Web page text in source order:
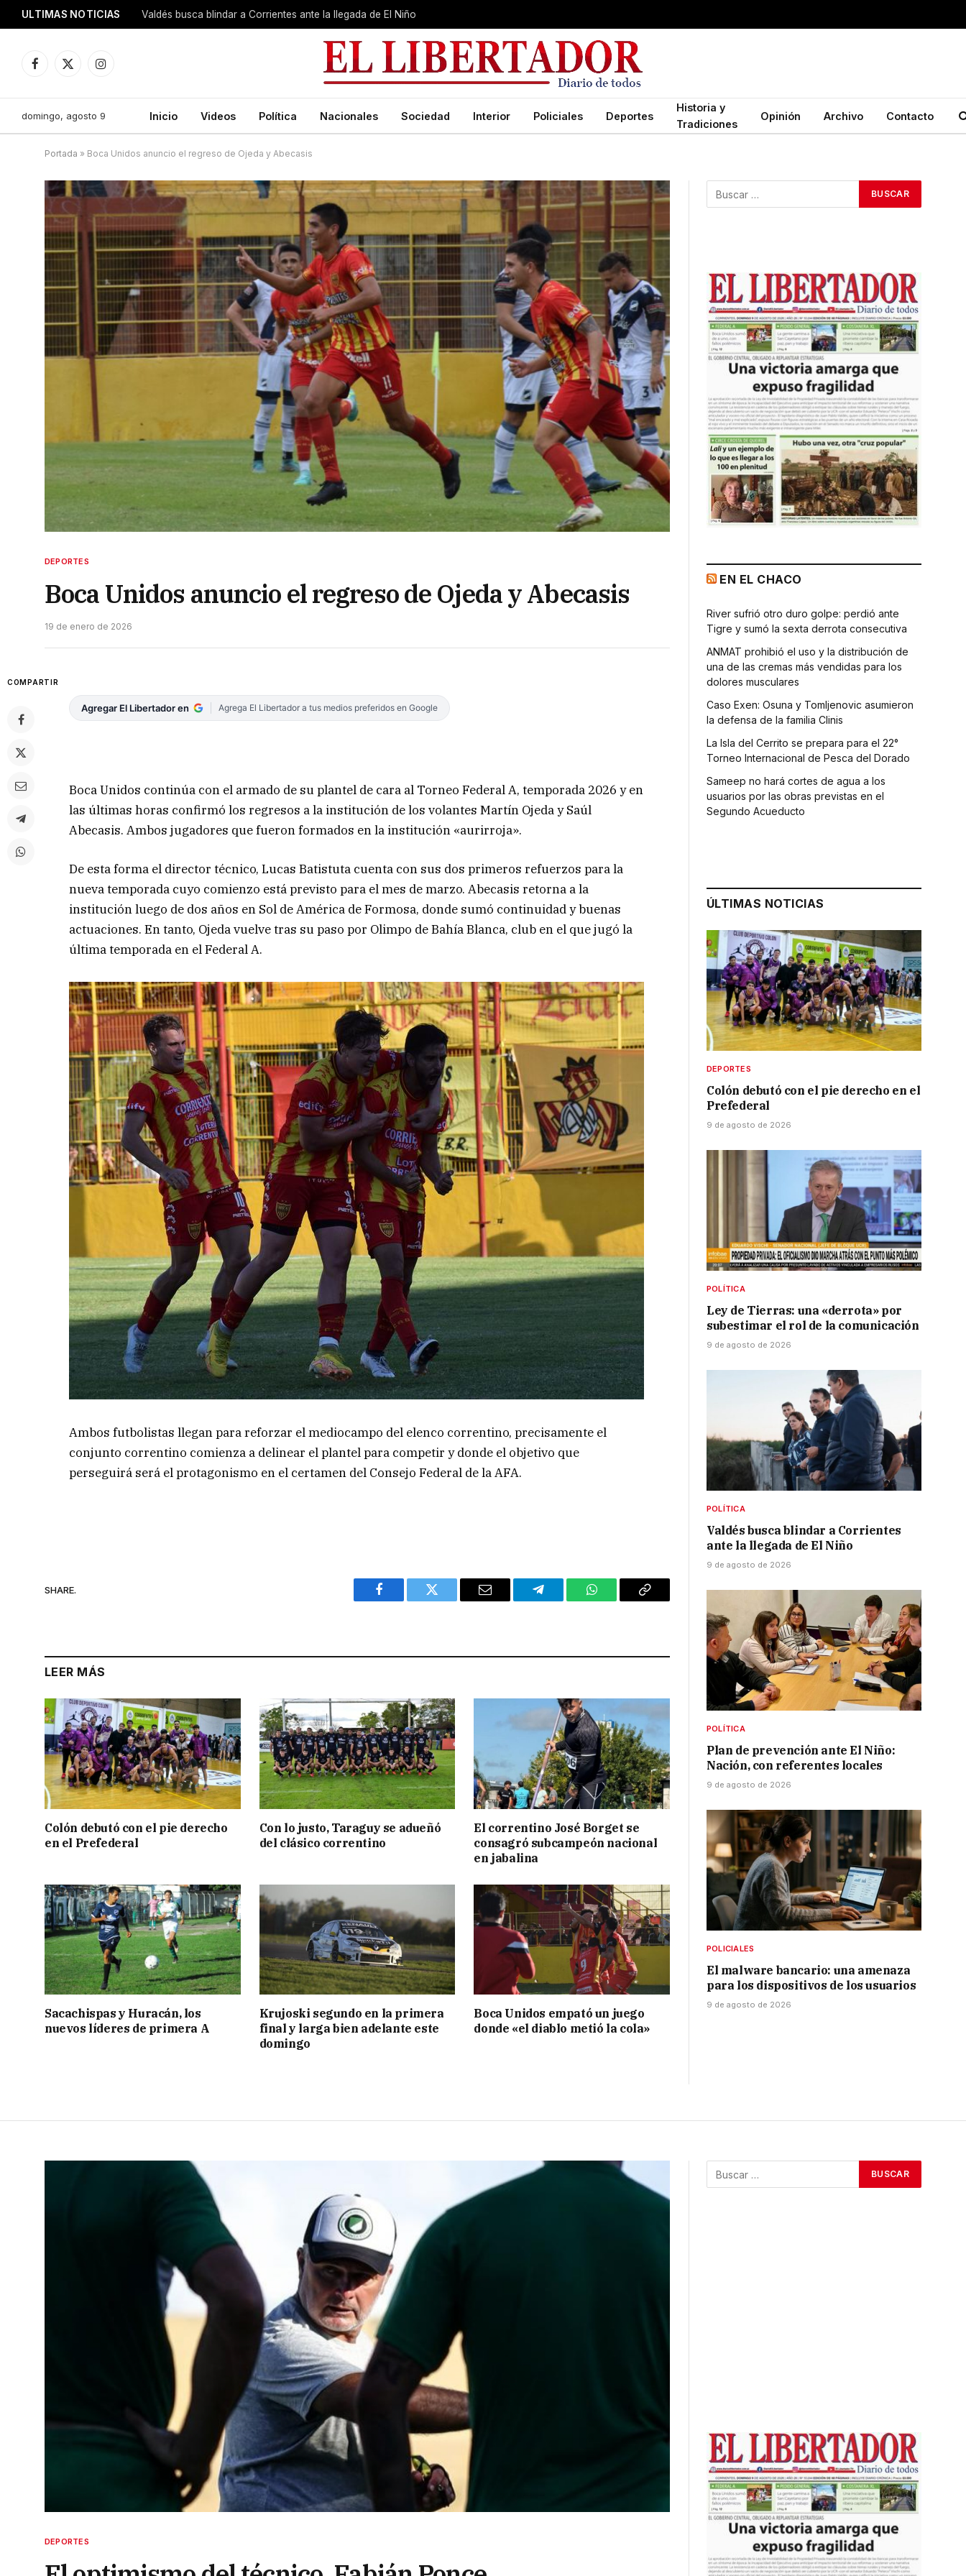
ULTIMAS NOTICIAS Valdés busca blindar a Corrientes ante la llegada de El Niño
Facebook
X
Instagram
domingo, agosto 9 Inicio Videos Política Nacionales Sociedad Interior Policiales Deportes
Historia y
Tradiciones
Opinión Archivo Contacto
Portada » Boca Unidos anuncio el regreso de Ojeda y Abecasis
DEPORTES
Boca Unidos anuncio el regreso de Ojeda y Abecasis
19 de enero de 2026
COMPARTIR
Agregar El Libertador en Agrega El Libertador a tus medios preferidos en Google
Boca Unidos continúa con el armado de su plantel de cara al Torneo Federal A, temporada 2026 y en
las últimas horas confirmó los regresos a la institución de los volantes Martín Ojeda y Saúl
Abecasis. Ambos jugadores que fueron formados en la institución «aurirroja».
De esta forma el director técnico, Lucas Batistuta cuenta con sus dos primeros refuerzos para la
nueva temporada cuyo comienzo está previsto para el mes de marzo. Abecasis retorna a la
institución luego de dos años en Sol de América de Formosa, donde sumó continuidad y buenas
actuaciones. En tanto, Ojeda vuelve tras su paso por Olimpo de Bahía Blanca, club en el que jugó la
última temporada en el Federal A.
Ambos futbolistas llegan para reforzar el mediocampo del elenco correntino, precisamente el
conjunto correntino comienza a delinear el plantel para competir y donde el objetivo que
perseguirá será el protagonismo en el certamen del Consejo Federal de la AFA.
SHARE.
Facebook Twitter Email Telegram WhatsAppCopy
LEER MÁS
Colón debutó con el pie derecho
en el Prefederal
Con lo justo, Taraguy se adueñó
del clásico correntino
El correntino José Borget se
consagró subcampeón nacional
en jabalina
Sacachispas y Huracán, los
nuevos líderes de primera A
Krujoski segundo en la primera
final y larga bien adelante este
domingo
Boca Unidos empató un juego
donde «el diablo metió la cola»
EN EL CHACO
River sufrió otro duro golpe: perdió ante
Tigre y sumó la sexta derrota consecutiva
ANMAT prohibió el uso y la distribución de
una de las cremas más vendidas para los
dolores musculares
Caso Exen: Osuna y Tomljenovic asumieron
la defensa de la familia Clinis
La Isla del Cerrito se prepara para el 22°
Torneo Internacional de Pesca del Dorado
Sameep no hará cortes de agua a los
usuarios por las obras previstas en el
Segundo Acueducto
ÚLTIMAS NOTICIAS
DEPORTES
Colón debutó con el pie derecho en el
Prefederal
9 de agosto de 2026
POLÍTICA
Ley de Tierras: una «derrota» por
subestimar el rol de la comunicación
9 de agosto de 2026
POLÍTICA
Valdés busca blindar a Corrientes
ante la llegada de El Niño
9 de agosto de 2026
POLÍTICA
Plan de prevención ante El Niño:
Nación, con referentes locales
9 de agosto de 2026
POLICIALES
El malware bancario: una amenaza
para los dispositivos de los usuarios
9 de agosto de 2026
DEPORTES